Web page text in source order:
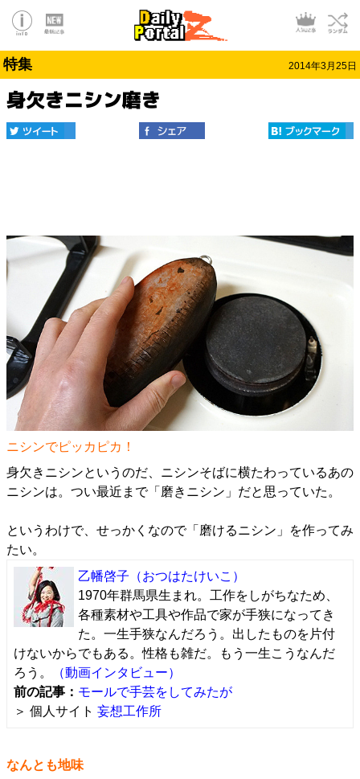
特集 2014年3月25日
身欠きニシン磨き
ニシンでピッカピカ！
身欠きニシンというのだ、ニシンそばに横たわっているあの
ニシンは。つい最近まで「磨きニシン」だと思っていた。
というわけで、せっかくなので「磨けるニシン」を作ってみ
たい。
乙幡啓子 （おつはたけいこ）
1970年群馬県生まれ。工作をしがちなため、
各種素材や工具や作品で家が手狭になってき
た。一生手狭なんだろう。出したものを片付
けないからでもある。性格も雑だ。もう一生こうなんだ
ろう。
（動画インタビュー）
前の記事： モールで手芸をしてみたが
＞ 個人サイト 妄想工作所
なんとも地味